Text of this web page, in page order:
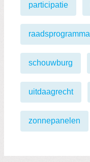
participatie
raadsprogramma
schouwburg
uitdaagrecht
zonnepanelen